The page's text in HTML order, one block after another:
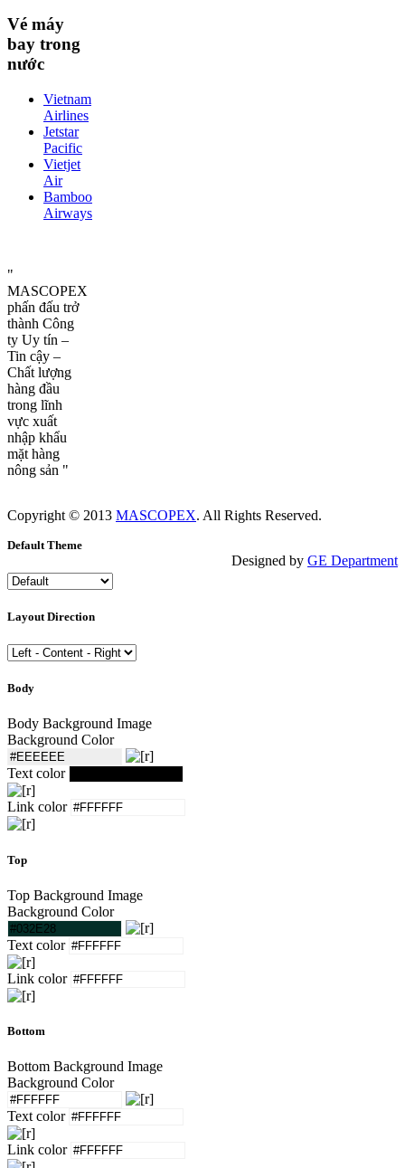
Vé máy
bay trong
nước
Vietnam
Airlines
Jetstar
Pacific
Vietjet
Air
Bamboo
Airways
"
MASCOPEX
phấn đấu trở
thành Công
ty Uy tín –
Tin cậy –
Chất lượng
hàng đầu
trong lĩnh
vực xuất
nhập khẩu
mặt hàng
nông sản "
Copyright © 2013 MASCOPEX. All Rights Reserved.
Designed by GE Department
Default Theme
Layout Direction
Body
Body Background Image
Background Color
Text color
Link color
Top
Top Background Image
Background Color
Text color
Link color
Bottom
Bottom Background Image
Background Color
Text color
Link color